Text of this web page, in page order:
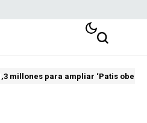
millones para ampliar ‘Patis